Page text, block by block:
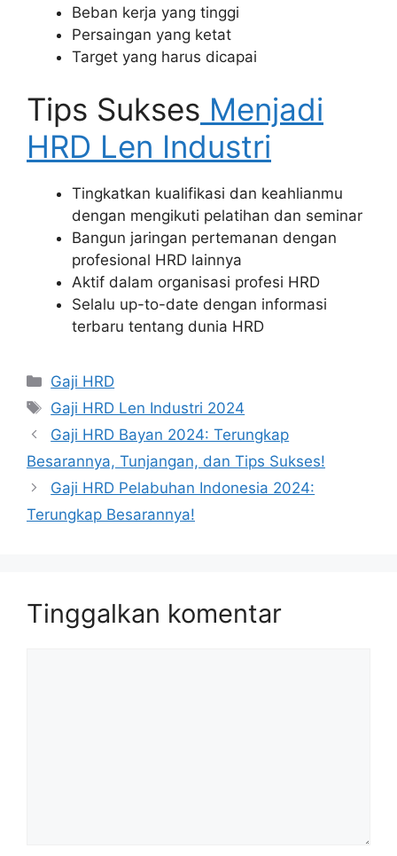
Beban kerja yang tinggi
Persaingan yang ketat
Target yang harus dicapai
Tips Sukses Menjadi
HRD Len Industri
Tingkatkan kualifikasi dan keahlianmu
dengan mengikuti pelatihan dan seminar
Bangun jaringan pertemanan dengan
profesional HRD lainnya
Aktif dalam organisasi profesi HRD
Selalu up-to-date dengan informasi
terbaru tentang dunia HRD
Kategori
Gaji HRD
Tag
Gaji HRD Len Industri 2024
Gaji HRD Bayan 2024: Terungkap
Besarannya, Tunjangan, dan Tips Sukses!
Gaji HRD Pelabuhan Indonesia 2024:
Terungkap Besarannya!
Tinggalkan komentar